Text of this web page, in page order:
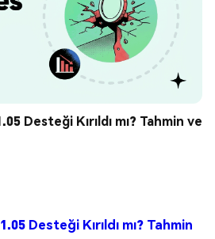
Desteği Kırıldı mı? Tahmin ve
Desteği Kırıldı mı? Tahmin